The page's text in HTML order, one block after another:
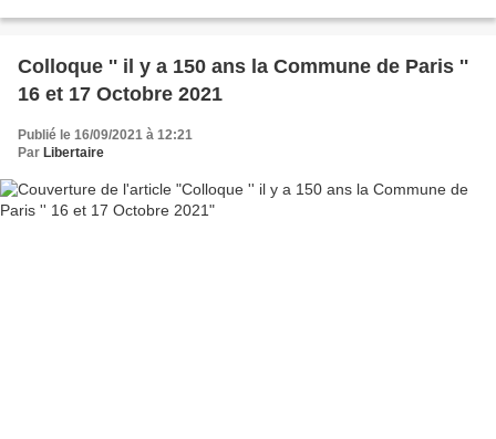
Colloque '' il y a 150 ans la Commune de Paris ''
16 et 17 Octobre 2021
Publié le 16/09/2021 à 12:21
Par Libertaire